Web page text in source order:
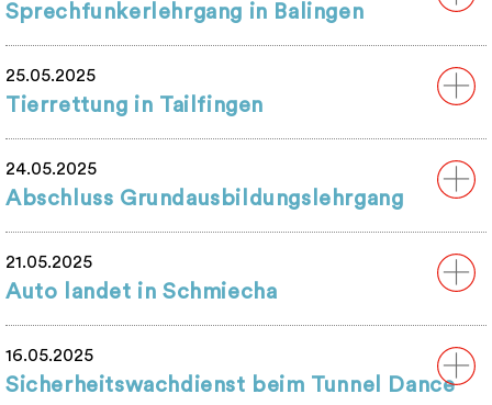
Sprechfunkerlehrgang in Balingen
25.05.2025
Tierrettung in Tailfingen
24.05.2025
Abschluss Grundausbildungslehrgang
21.05.2025
Auto landet in Schmiecha
16.05.2025
Sicherheitswachdienst beim Tunnel Dance